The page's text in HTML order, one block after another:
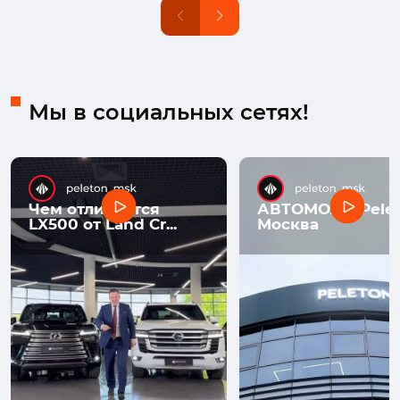
Мы в социальных сетях!
Чем отличается
LX500 от Land Cr...
АВТОМОЛЛ
Москва